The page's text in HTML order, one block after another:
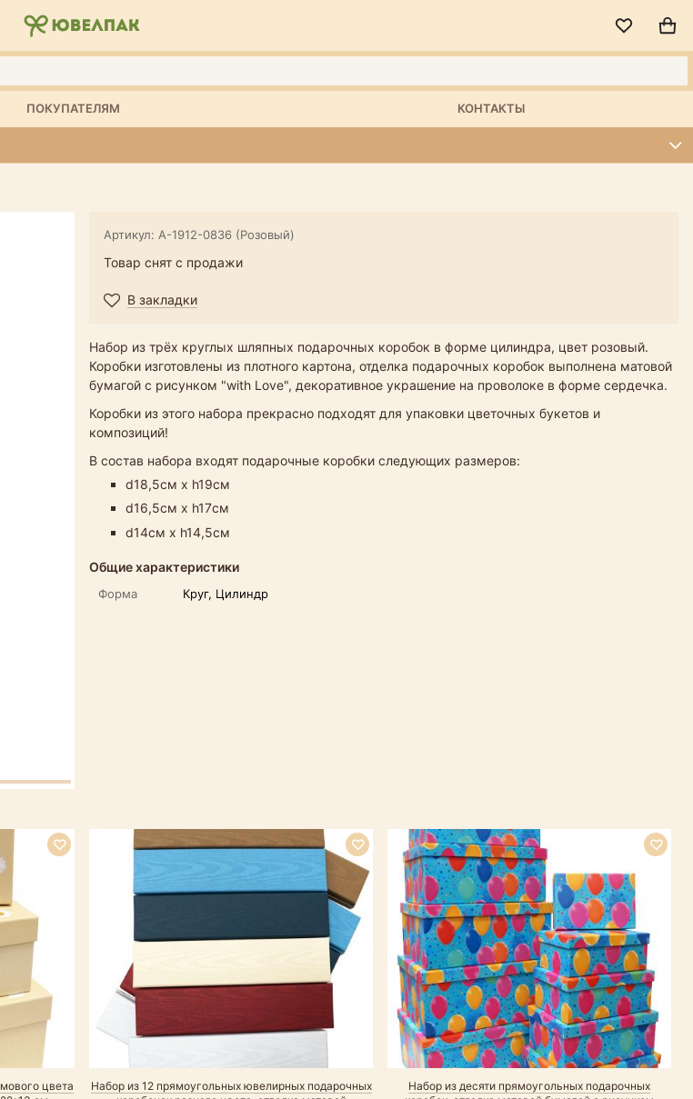
ПОКУПАТЕЛЯМ КОНТАКТЫ
Артикул: А-1912-0836 (Розовый)
Товар снят с продажи
В закладки
Набор из трёх круглых шляпных подарочных коробок в форме цилиндра, цвет розовый.
Коробки изготовлены из плотного картона, отделка подарочных коробок выполнена матовой
бумагой с рисунком "with Love", декоративное украшение на проволоке в форме сердечка.
Коробки из этого набора прекрасно подходят для упаковки цветочных букетов и
композиций!
В состав набора входят подарочные коробки следующих размеров:
d18,5см х h19см
d16,5см х h17см
d14см х h14,5см
Общие характеристики
Форма Круг, Цилиндр
цвета
Набор из 12 прямоугольных ювелирных подарочных
Набор из десяти прямоугольных подарочных